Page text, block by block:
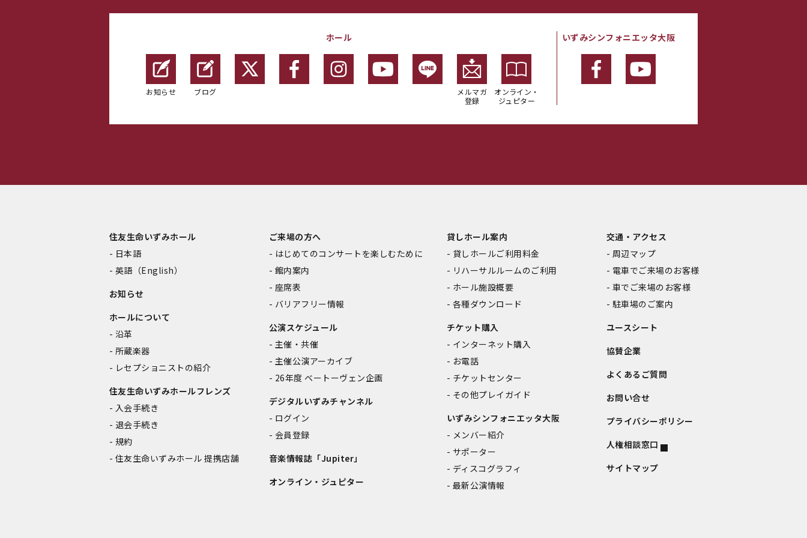
ホール
お知らせ ブログ
メルマガ
登録
オンライン・
ジュピター
いずみシンフォニエッタ大阪
住友生命いずみホール
日本語
英語（English）
お知らせ
ホールについて
沿革
所蔵楽器
レセプショニストの紹介
住友生命いずみホールフレンズ
入会手続き
退会手続き
規約
住友生命いずみホール 提携店舗
ご来場の方へ
はじめてのコンサートを楽しむために
館内案内
座席表
バリアフリー情報
公演スケジュール
主催・共催
主催公演アーカイブ
26年度 ベートーヴェン企画
デジタルいずみチャンネル
ログイン
会員登録
音楽情報誌「Jupiter」
オンライン・ジュピター
貸しホール案内
貸しホールご利用料金
リハーサルルームのご利用
ホール施設概要
各種ダウンロード
チケット購入
インターネット購入
お電話
チケットセンター
その他プレイガイド
いずみシンフォニエッタ大阪
メンバー紹介
サポーター
ディスコグラフィ
最新公演情報
交通・アクセス
周辺マップ
電車でご来場のお客様
車でご来場のお客様
駐車場のご案内
ユースシート
協賛企業
よくあるご質問
お問い合せ
プライバシーポリシー
人権相談窓口
サイトマップ